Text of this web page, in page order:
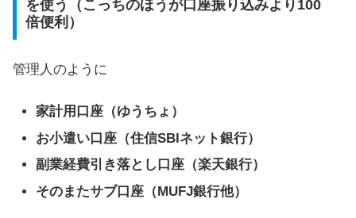
を使う（こっちのほうが口座振り込みより100
倍便利）
管理人のように
家計用口座（ゆうちょ）
お小遣い口座（住信SBIネット銀行）
副業経費引き落とし口座（楽天銀行）
そのまたサブ口座（MUFJ銀行他）